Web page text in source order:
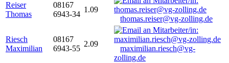
Reiser
Thomas
08167
6943-34
1.09
thomas.reiser@vg-zolling.de
Riesch
Maximilian
08167
6943-55
2.09
maximilian.riesch@vg-
zolling.de